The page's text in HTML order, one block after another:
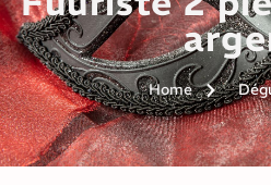
Home